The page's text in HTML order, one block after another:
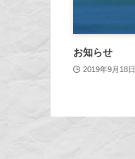
お知らせ
2019年9月18日